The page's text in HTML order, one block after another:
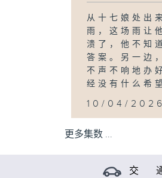
从十七娘处出
雨，这场雨让
溃了，他不知
答案。另一边
不声不响地办
经没有什么希
10/04/2026
更多集数 ...
交